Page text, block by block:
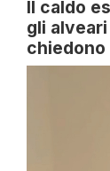
Il caldo
gli